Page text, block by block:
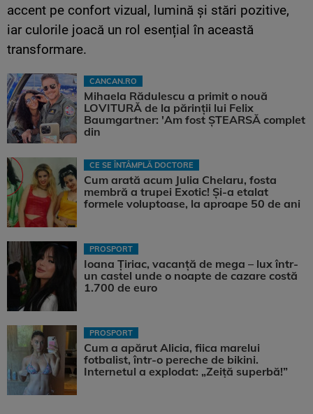
accent pe confort vizual, lumină și stări pozitive,
iar culorile joacă un rol esențial în această
transformare.
CANCAN.RO
Mihaela Rădulescu a primit o nouă
LOVITURĂ de la părinții lui Felix
Baumgartner: 'Am fost ȘTEARSĂ complet
din
CE SE ÎNTÂMPLĂ DOCTORE
Cum arată acum Julia Chelaru, fosta
membră a trupei Exotic! Și-a etalat
formele voluptoase, la aproape 50 de ani
PROSPORT
Ioana Țiriac, vacanță de mega – lux într-
un castel unde o noapte de cazare costă
1.700 de euro
PROSPORT
Cum a apărut Alicia, fiica marelui
fotbalist, într-o pereche de bikini.
Internetul a explodat: „Zeiță superbă!”